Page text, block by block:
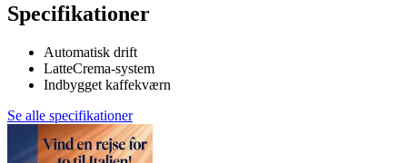
Specifikationer
Automatisk drift
LatteCrema-system
Indbygget kaffekværn
Se alle specifikationer